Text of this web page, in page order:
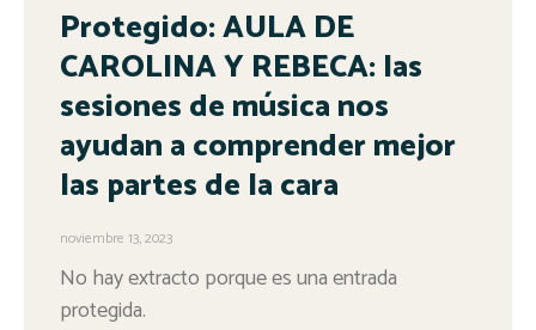
Protegido: AULA DE
CAROLINA Y REBECA: las
sesiones de música nos
ayudan a comprender mejor
las partes de la cara
noviembre 13, 2023
No hay extracto porque es una entrada
protegida.